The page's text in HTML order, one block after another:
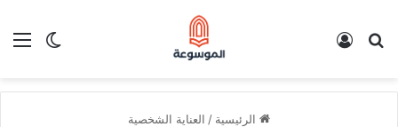
الوضع بحث عن
الرئيسية / العناية الشخصية